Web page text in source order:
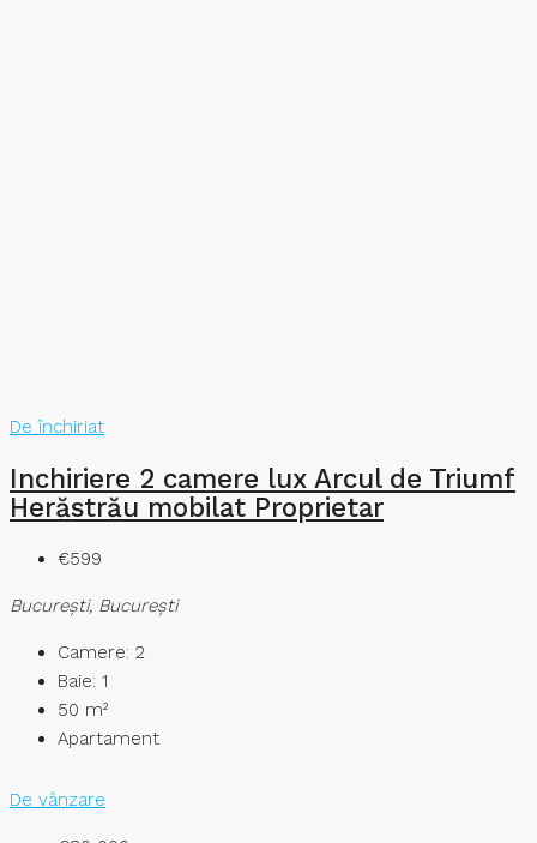
De închiriat
Inchiriere 2 camere lux Arcul de Triumf
Herăstrău mobilat Proprietar
€599
București, București
Camere: 2
Baie: 1
50 m²
Apartament
De vânzare